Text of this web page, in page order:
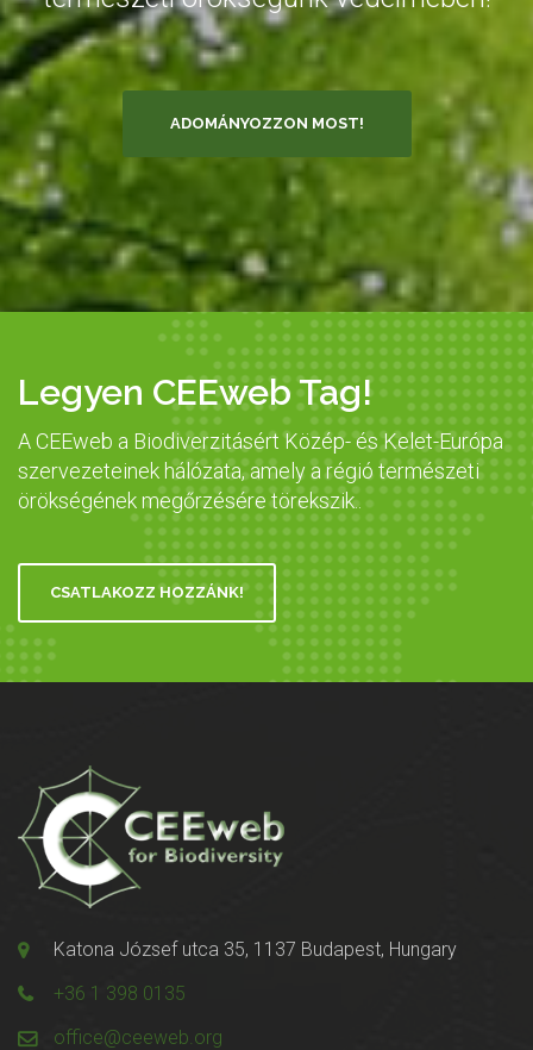
ADOMÁNYOZZON MOST!
Legyen CEEweb Tag!
A CEEweb a Biodiverzitásért Közép- és Kelet-Európa
szervezeteinek hálózata, amely a régió természeti
örökségének megőrzésére törekszik..
CSATLAKOZZ HOZZÁNK!
Katona József utca 35, 1137 Budapest, Hungary
+36 1 398 0135
office@ceeweb.org